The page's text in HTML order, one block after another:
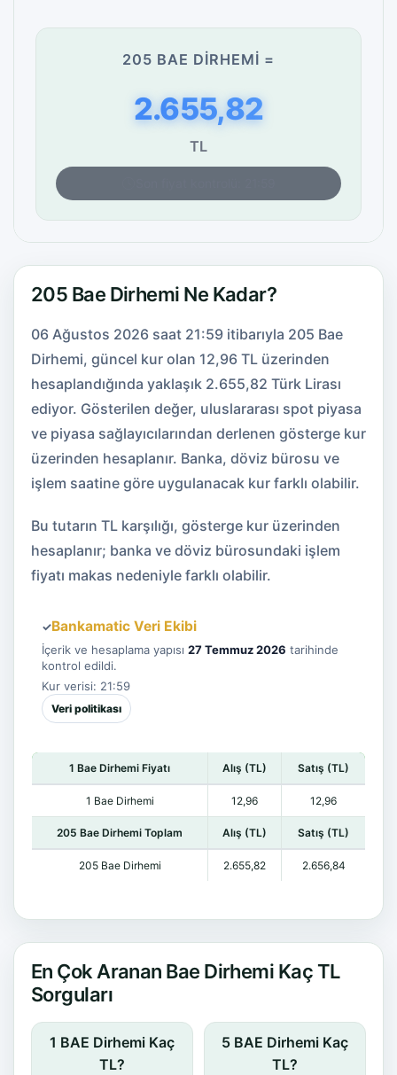
205 BAE DIRHEMI =
2.655,82
TL
205 Bae Dirhemi Ne Kadar?
06 Ağustos 2026 saat 21:59 itibarıyla 205 Bae
Dirhemi, güncel kur olan 12,96 TL üzerinden
hesaplandığında yaklaşık 2.655,82 Türk Lirası
ediyor. Gösterilen değer, uluslararası spot piyasa
ve piyasa sağlayıcılarından derlenen gösterge kur
üzerinden hesaplanır. Banka, döviz bürosu ve
işlem saatine göre uygulanacak kur farklı olabilir.
Bu tutarın TL karşılığı, gösterge kur üzerinden
hesaplanır; banka ve döviz bürosundaki işlem
fiyatı makas nedeniyle farklı olabilir.
✓Bankamatic Veri Ekibi
İçerik ve hesaplama yapısı 27 Temmuz 2026 tarihinde
kontrol edildi.
Kur verisi: 21:59
Veri politikası
1 Bae Dirhemi Fiyatı Alış (TL) Satış (TL)
1 Bae Dirhemi 12,96 12,96
205 Bae Dirhemi Toplam Alış (TL) Satış (TL)
205 Bae Dirhemi 2.655,82 2.656,84
En Çok Aranan Bae Dirhemi Kaç TL
Sorguları
1 BAE Dirhemi Kaç
TL?
5 BAE Dirhemi Kaç
TL?